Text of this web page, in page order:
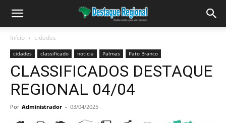
Início cidades
cidades classificado noticia Palmas Pato Branco
CLASSIFICADOS DESTAQUE
REGIONAL 04/04
Por Administrador - 03/04/2025